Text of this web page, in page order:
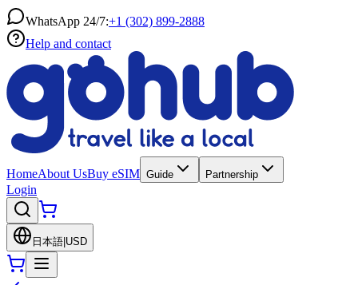
WhatsApp 24/7:+1 (302) 899-2888
Help and contact
HomeAbout UsBuy eSIM Guide Partnership
Login
日本語 USD